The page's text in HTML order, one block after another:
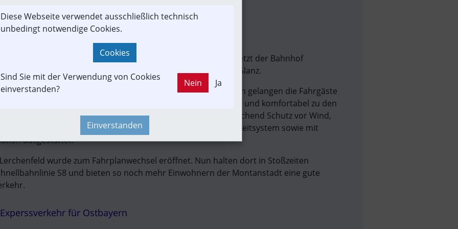
Bahnhöfe Bahnhöfe neu bzw. wieder: konkret erstrahlt jetzt der Bahnhof
Wartebereich und einer neuen Unterführung in neuem Glanz.
Haltestelle Innsbruck Messe. An der neuen Verkehrsstation gelangen die Fahrgäste
Liftanlagen und großzügige Erschließungsflächen bequem und komfortabel zu den
Witterungsgeschützte Wartekojen bieten ausreichend Schutz vor Wind,
wurde die neue Haltestelle Innsbruck Messe mit einem Wegeleitsystem sowie mit
ausgestattet.
wurde zum Fahrplanwechsel eröffnet. Nun halten dort in Stoßzeiten
S8 und bieten so noch mehr Einwohnern der Montanstadt eine gute
für Ostbayern
Diese Webseite verwendet ausschließlich technisch
unbedingt notwendige Cookies.
Cookies
Sind Sie mit der Verwendung von Cookies
einverstanden?
Nein Ja
Einverstanden